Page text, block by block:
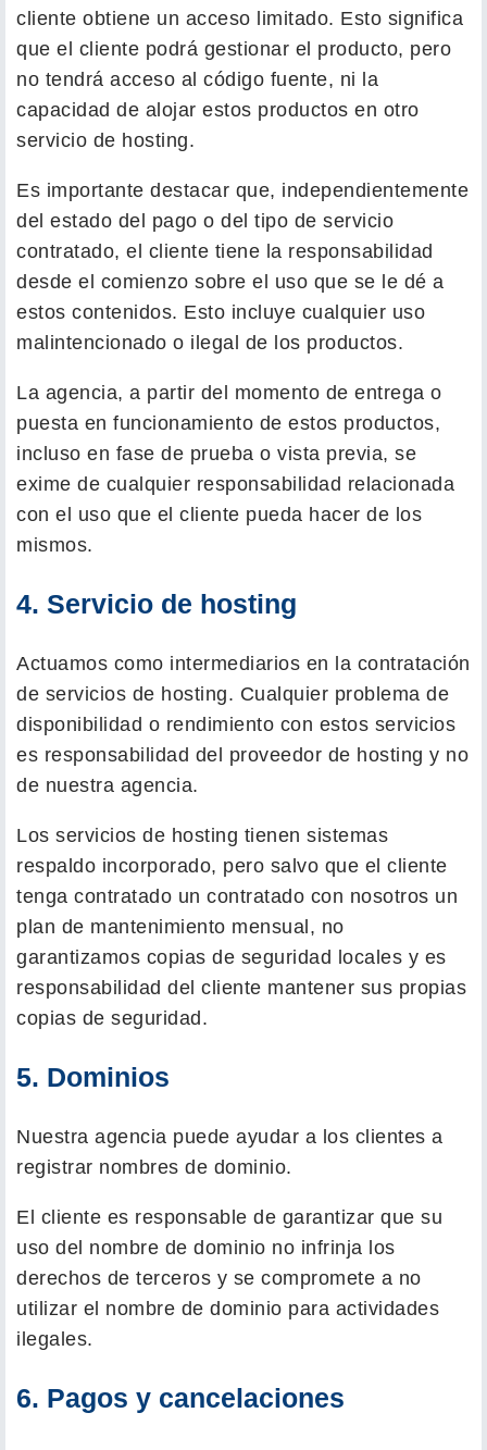
cliente obtiene un acceso limitado. Esto significa
que el cliente podrá gestionar el producto, pero
no tendrá acceso al código fuente, ni la
capacidad de alojar estos productos en otro
servicio de hosting.
Es importante destacar que, independientemente
del estado del pago o del tipo de servicio
contratado, el cliente tiene la responsabilidad
desde el comienzo sobre el uso que se le dé a
estos contenidos. Esto incluye cualquier uso
malintencionado o ilegal de los productos.
La agencia, a partir del momento de entrega o
puesta en funcionamiento de estos productos,
incluso en fase de prueba o vista previa, se
exime de cualquier responsabilidad relacionada
con el uso que el cliente pueda hacer de los
mismos.
4. Servicio de hosting
Actuamos como intermediarios en la contratación
de servicios de hosting. Cualquier problema de
disponibilidad o rendimiento con estos servicios
es responsabilidad del proveedor de hosting y no
de nuestra agencia.
Los servicios de hosting tienen sistemas
respaldo incorporado, pero salvo que el cliente
tenga contratado un contratado con nosotros un
plan de mantenimiento mensual, no
garantizamos copias de seguridad locales y es
responsabilidad del cliente mantener sus propias
copias de seguridad.
5. Dominios
Nuestra agencia puede ayudar a los clientes a
registrar nombres de dominio.
El cliente es responsable de garantizar que su
uso del nombre de dominio no infrinja los
derechos de terceros y se compromete a no
utilizar el nombre de dominio para actividades
ilegales.
6. Pagos y cancelaciones